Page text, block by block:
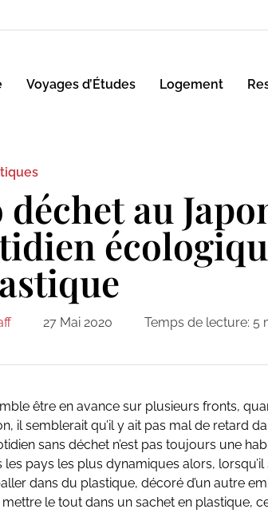
Voyages d’Études Logement
déchet au
27 Mai 2020 Temps de lecture: 5
être en avance sur plusieurs fronts,
il semblerait qu’il y ait pas mal de retard
sans déchet n’est pas toujours une
pays les plus dynamiques alors, lorsqu’il
dans du plastique, décoré d’un autre
le tout dans un sachet en plastique, ce